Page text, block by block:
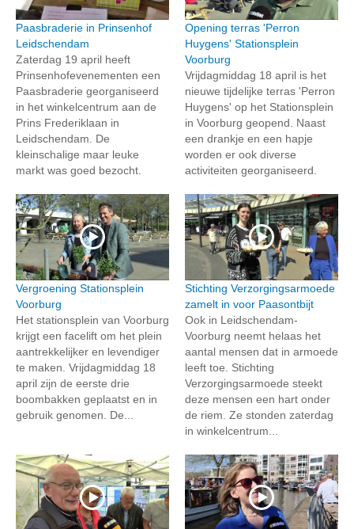
Paasbraderie in Prinsenhof
Leidschendam
Zaterdag 19 april heeft
Prinsenhofevenementen een
Paasbraderie georganiseerd
in het winkelcentrum aan de
Prins Frederiklaan in
Leidschendam. De
kleinschalige maar leuke
markt was goed bezocht.
Opening terras 'Perron
Huygens' Stationsplein
Voorburg
Vrijdagmiddag 18 april is het
nieuwe tijdelijke terras 'Perron
Huygens' op het Stationsplein
in Voorburg geopend. Naast
een drankje en een hapje
worden er ook diverse
activiteiten georganiseerd.
Vergroening Stationsplein
Voorburg
Het stationsplein van Voorburg
krijgt een facelift om het plein
aantrekkelijker en levendiger
te maken. Vrijdagmiddag 18
april zijn de eerste drie
boombakken geplaatst en in
gebruik genomen. De...
Stichting Verzorgingsarmoede
zamelt in voor Paasontbijt
Ook in Leidschendam-
Voorburg neemt helaas het
aantal mensen dat in armoede
leeft toe. Stichting
Verzorgingsarmoede steekt
deze mensen een hart onder
de riem. Ze stonden zaterdag
in winkelcentrum...